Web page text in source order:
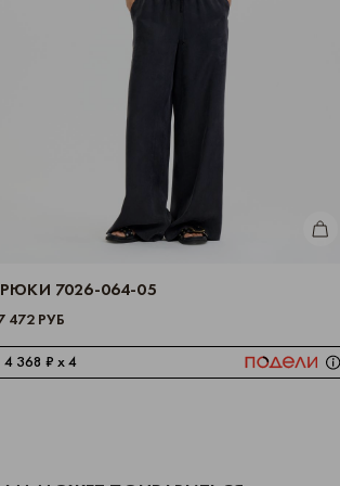
7026-064-05
472 РУБ
4 368 ₽ x 4